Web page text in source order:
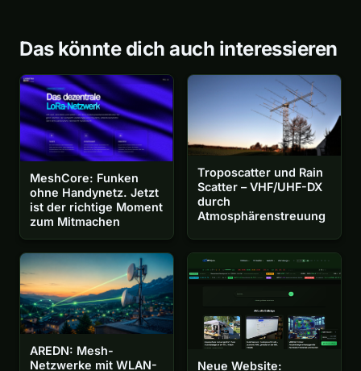
Das könnte dich auch interessieren
MeshCore: Funken
ohne Handynetz. Jetzt
ist der richtige Moment
zum Mitmachen
Troposcatter und Rain
Scatter – VHF/UHF-DX
durch
Atmosphärenstreuung
AREDN: Mesh-
Netzwerke mit WLAN-
Neue Website: